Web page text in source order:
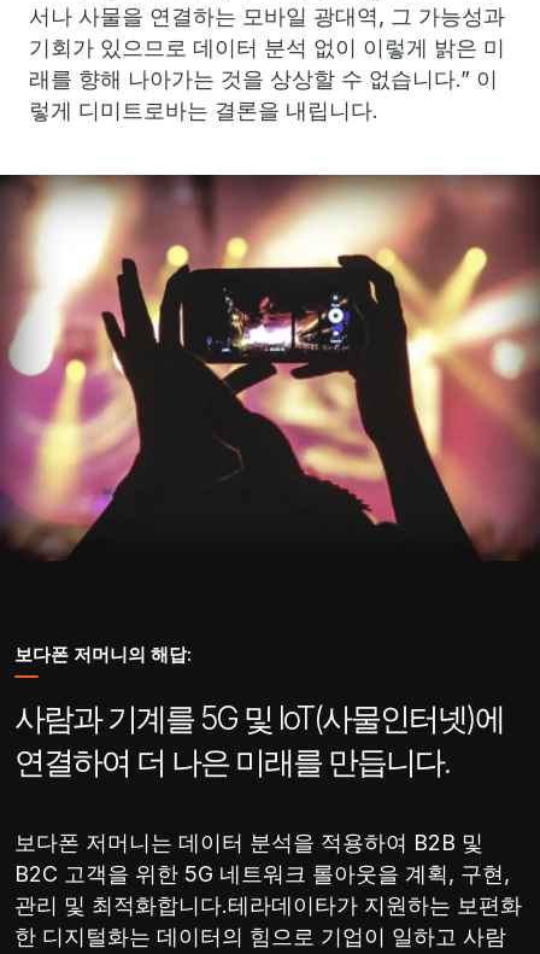
서나 사물을 연결하는 모바일 광대역, 그 가능성과
기회가 있으므로 데이터 분석 없이 이렇게 밝은 미
래를 향해 나아가는 것을 상상할 수 없습니다.” 이
렇게 디미트로바는 결론을 내립니다.
보다폰 저머니의 해답:
사람과 기계를 5G 및 IoT(사물인터넷)에
연결하여 더 나은 미래를 만듭니다.
보다폰 저머니는 데이터 분석을 적용하여 B2B 및
B2C 고객을 위한 5G 네트워크 롤아웃을 계획, 구현,
관리 및 최적화합니다.테라데이타가 지원하는 보편화
한 디지털화는 데이터의 힘으로 기업이 일하고 사람